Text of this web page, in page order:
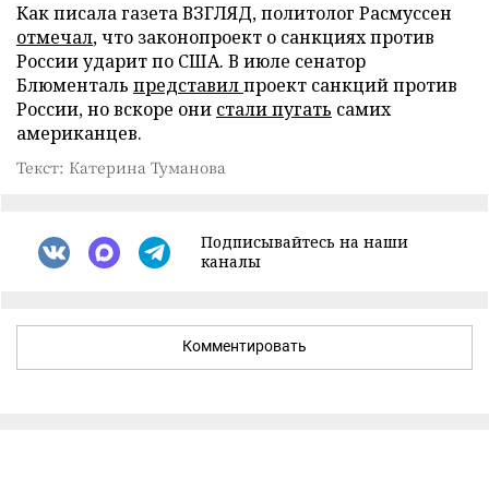
Как писала газета ВЗГЛЯД, политолог Расмуссен
отмечал, что законопроект о санкциях против
России ударит по США. В июле сенатор
Блюменталь представилпроект санкций против
России, но вскоре они стали пугать самих
американцев.
Текст: Катерина Туманова
Подписывайтесь на наши
каналы
Комментировать